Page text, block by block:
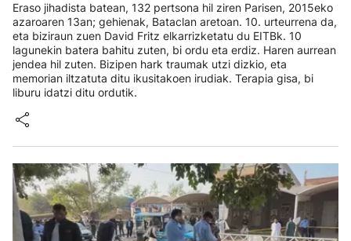
Eraso jihadista batean, 132 pertsona hil ziren Parisen, 2015eko
azaroaren 13an; gehienak, Bataclan aretoan. 10. urteurrena da,
eta biziraun zuen David Fritz elkarrizketatu du EITBk. 10
lagunekin batera bahitu zuten, bi ordu eta erdiz. Haren aurrean
jendea hil zuten. Bizipen hark traumak utzi dizkio, eta
memorian iltzatuta ditu ikusitakoen irudiak. Terapia gisa, bi
liburu idatzi ditu ordutik.